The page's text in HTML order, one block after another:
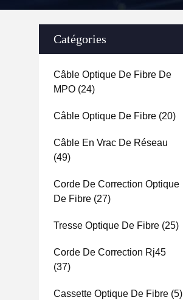
Catégories
Câble Optique De Fibre De
MPO (24)
Câble Optique De Fibre (20)
Câble En Vrac De Réseau
(49)
Corde De Correction Optique
De Fibre (27)
Tresse Optique De Fibre (25)
Corde De Correction Rj45
(37)
Cassette Optique De Fibre (5)